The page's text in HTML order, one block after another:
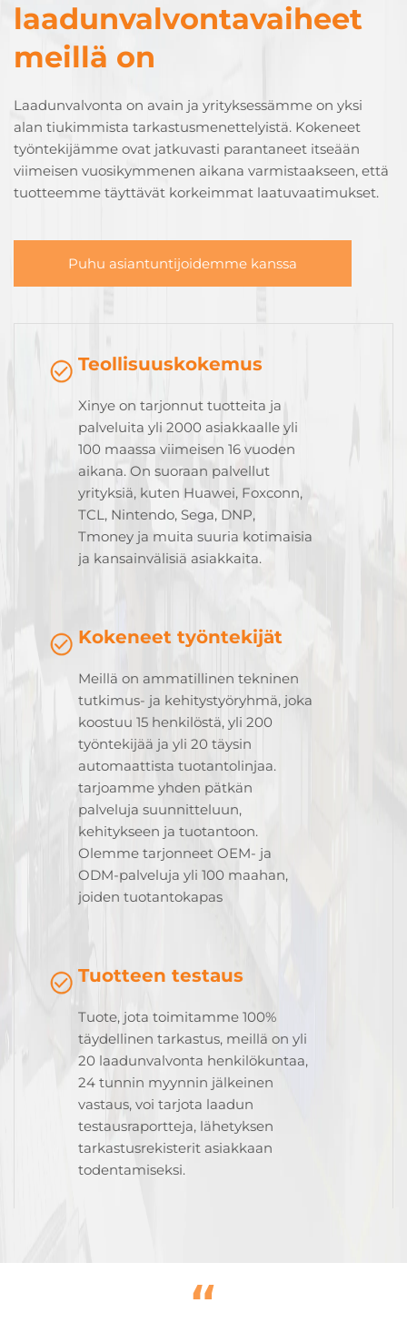
laadunvalvontavaiheet
meillä on
Laadunvalvonta on avain ja yrityksessämme on yksi
alan tiukimmista tarkastusmenettelyistä. Kokeneet
työntekijämme ovat jatkuvasti parantaneet itseään
viimeisen vuosikymmenen aikana varmistaakseen, että
tuotteemme täyttävät korkeimmat laatuvaatimukset.
Puhu asiantuntijoidemme kanssa
Teollisuuskokemus
Xinye on tarjonnut tuotteita ja
palveluita yli 2000 asiakkaalle yli
100 maassa viimeisen 16 vuoden
aikana. On suoraan palvellut
yrityksiä, kuten Huawei, Foxconn,
TCL, Nintendo, Sega, DNP,
Tmoney ja muita suuria kotimaisia
ja kansainvälisiä asiakkaita.
Kokeneet työntekijät
Meillä on ammatillinen tekninen
tutkimus- ja kehitystyöryhmä, joka
koostuu 15 henkilöstä, yli 200
työntekijää ja yli 20 täysin
automaattista tuotantolinjaa.
tarjoamme yhden pätkän
palveluja suunnitteluun,
kehitykseen ja tuotantoon.
Olemme tarjonneet OEM- ja
ODM-palveluja yli 100 maahan,
joiden tuotantokapas
Tuotteen testaus
Tuote, jota toimitamme 100%
täydellinen tarkastus, meillä on yli
20 laadunvalvonta henkilökuntaa,
24 tunnin myynnin jälkeinen
vastaus, voi tarjota laadun
testausraportteja, lähetyksen
tarkastusrekisterit asiakkaan
todentamiseksi.
“